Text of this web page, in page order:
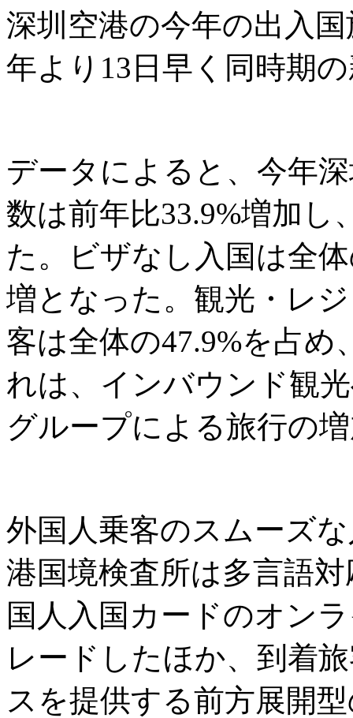
深圳空港の今年の出入
年より13日早く同時期
データによると、今年
数は前年比33.9%増加し
た。ビザなし入国は全
増となった。観光・レ
客は全体の47.9%を占め
れは、インバウンド観
グループによる旅行の
外国人乗客のスムーズ
港国境検査所は多言語
国人入国カードのオン
レードしたほか、到着
スを提供する前方展開